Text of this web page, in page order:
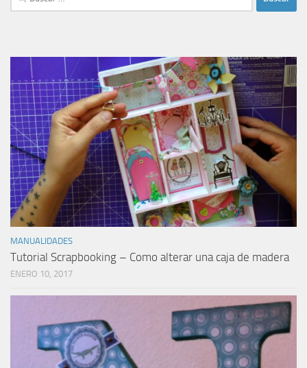
MANUALIDADES
Tutorial Scrapbooking – Como alterar una caja de madera
ENERO 10, 2017